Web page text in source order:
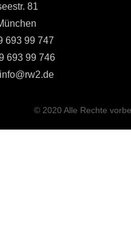
81
693 99 747
693 99 746
© 2020 Alle Rechte